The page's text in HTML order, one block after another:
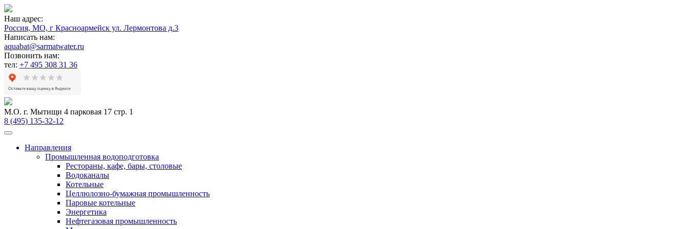
Наш адрес:
Россия, МО, г Красноармейск ул. Лермонтова д.3
Написать нам:
aquabat@sarmatwater.ru
Позвонить нам:
тел: +7 495 308 31 36
М.О. г. Мытищи 4 парковая 17 стр. 1
8 (495) 135-32-12
Направления
Промышленная водоподготовка
Рестораны, кафе, бары, столовые
Водоканалы
Котельные
Целлюлозно-бумажная промышленность
Паровые котельные
Энергетика
Нефтегазовая промышленность